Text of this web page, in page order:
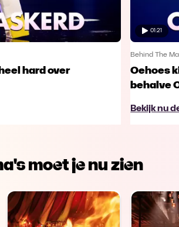
hard over
01:21
Behind The
Oehoes
behalve
Bekijk nu
moet je nu zien